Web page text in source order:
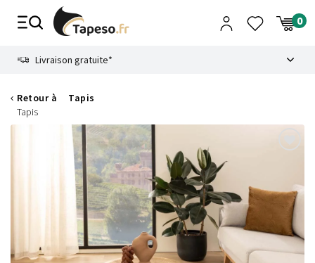
Livraison gratuite*
Retour à
Tapis
Tapis